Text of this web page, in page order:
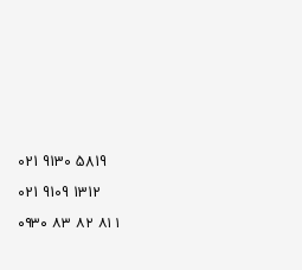
5819 9130 021
1312 9109 021
۱ ۸۱ ۸۲ ۸۳ ۰۹۳۰